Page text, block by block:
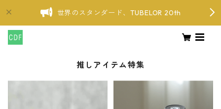
世界のスタンダード、TUBELOR 20th
推しアイテム特集